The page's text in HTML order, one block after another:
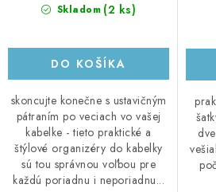
Skladom (2 ks)
DO KOŠÍKA
skoncujte konečne s ustavičným
pátraním po veciach vo vašej
kabelke - tieto praktické a
štýlové organizéry do kabelky
sú tou správnou voľbou pre
každú poriadnu i neporiadnu...